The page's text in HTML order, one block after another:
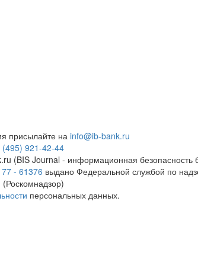
присылайте наinfo@ib-bank.ru
(495) 921-42-44
(BIS Journal - информационная безопасность
- 61376 выдано Федеральной службой по
персональных данных.